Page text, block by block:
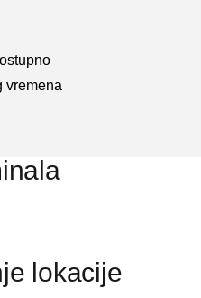
vremena
lokacije